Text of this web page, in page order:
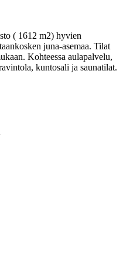
( 1612 m2) hyvien
juna-asemaa. Tilat
Kohteessa aulapalvelu,
kuntosali ja saunatilat.